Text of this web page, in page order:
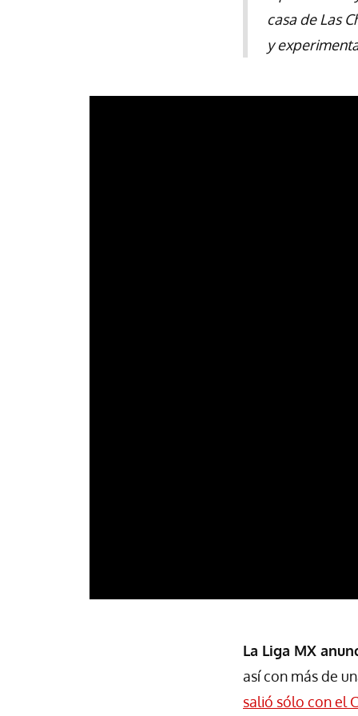
casa de Las
y
La Liga MX
así con más de
salió sólo con el